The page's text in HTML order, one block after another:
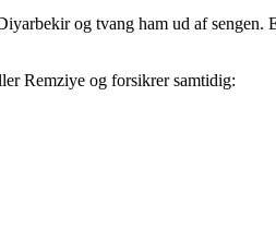
og tvang ham ud af sengen.
Remziye og forsikrer samtidig: